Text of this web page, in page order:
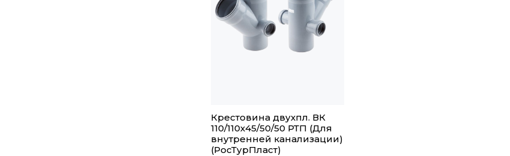
Крестовина двухпл. ВК
110/110х45/50/50 РТП (Для
внутренней канализации)
(РосТурПласт)